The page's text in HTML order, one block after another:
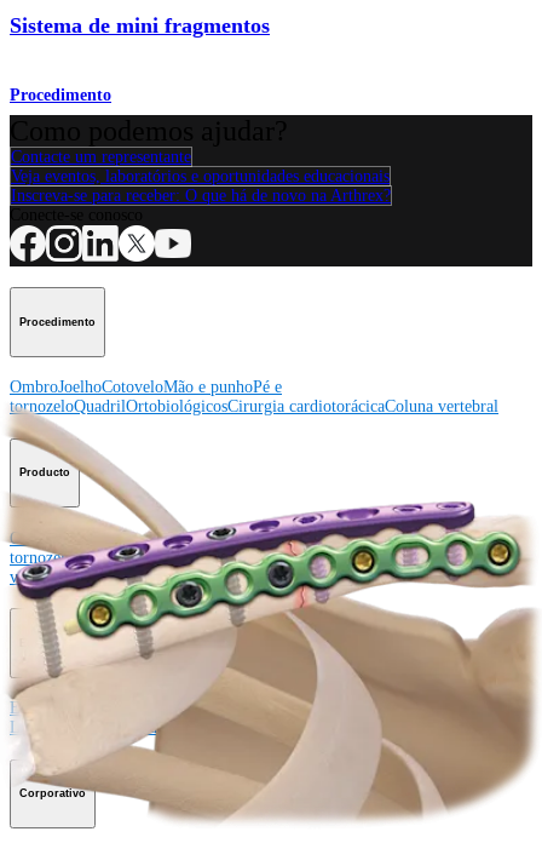
Sistema de mini fragmentos
Procedimento
Contacte um representante
Veja eventos, laboratórios e oportunidades educacionais
Inscreva-se para receber: O que há de novo na Arthrex?
Procedimento
OmbroJoelhoCotoveloMão e punhoPé e
tornozeloQuadrilOrtobiológicosCirurgia cardiotorácicaColuna vertebral
Producto
Ombro CotoveloMão e punhoPé e
tornozeloQuadrilOrtobiológicosCirurgia cardiotorácicaColuna
vertebralImagem e ressecção
Educação médica
Educação médica Descrição dos cursos Calendário dos cursos
Locais
Nossa equipe de educação médica OrthoPedia
Corporativo